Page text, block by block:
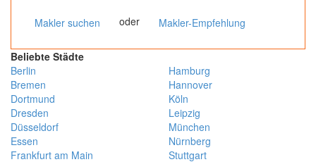
Makler suchen oder Makler-Empfehlung
Beliebte Städte
Berlin
Bremen
Dortmund
Dresden
Düsseldorf
Essen
Frankfurt am Main
Hamburg
Hannover
Köln
Leipzig
München
Nürnberg
Stuttgart